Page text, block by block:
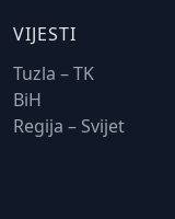
VIJESTI
Tuzla – TK
BiH
Regija – Svijet